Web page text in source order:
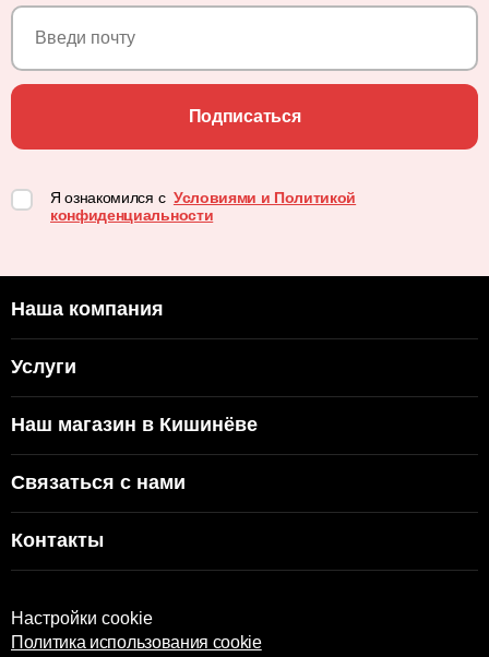
Подписаться
Я ознакомился с Условиями и Политикой
конфиденциальности
Наша компания
Услуги
Наш магазин в Кишинёве
Связаться с нами
Контакты
Настройки cookie
Политика использования cookie